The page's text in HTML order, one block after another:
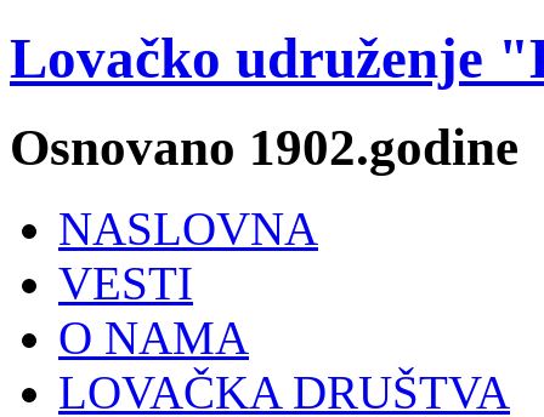
Lovačko udruženje
Osnovano 1902.godine
NASLOVNA
VESTI
O NAMA
LOVAČKA DRUŠTVA